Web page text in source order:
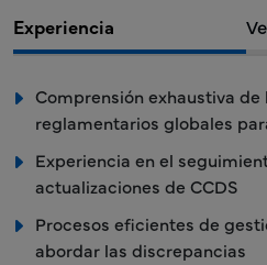
Experiencia
Comprensión exhaustiva de
reglamentarios globales
Experiencia en el
actualizaciones de CCDS
Procesos eficientes de
abordar las discrepancias